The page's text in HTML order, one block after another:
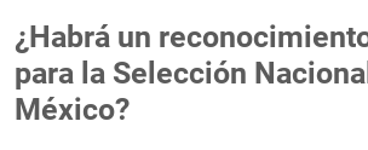
¿Habrá un
para la Selección
México?